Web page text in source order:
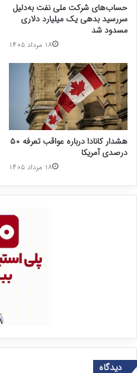
حساب‌های شرکت ملی نفت به‌دلیل
سررسید بدهی یک میلیارد دلاری
مسدود شد
۱۸ مرداد ۱۴۰۵
هشدار کانادا درباره عواقب تعرفه ۵۰
درصدی آمریکا
۱۸ مرداد ۱۴۰۵
دیدگاه